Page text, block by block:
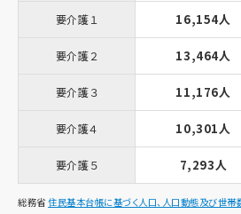
要介護１ 16,154人
要介護２ 13,464人
要介護３ 11,176人
要介護４ 10,301人
要介護５ 7,293人
総務省住民基本台帳に基づく人口、人口動態及び世帯